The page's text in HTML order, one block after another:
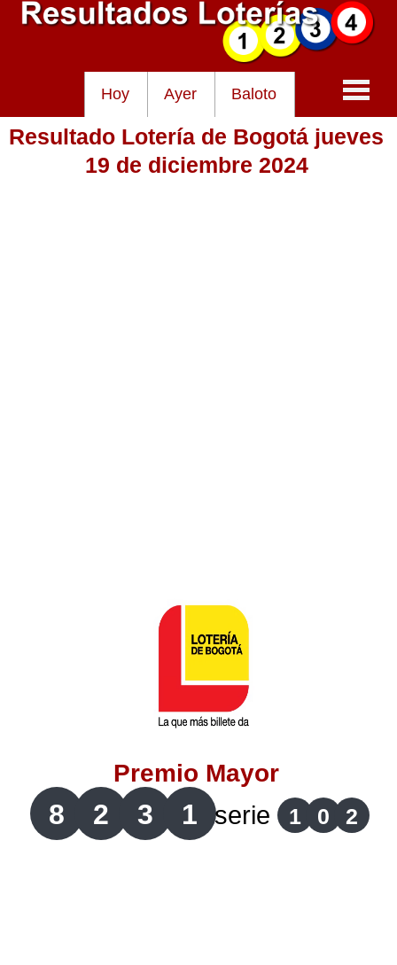
Hoy Ayer Baloto
Baloto
Lotería de Bogotá
Lotería de Risaralda
Lotería de Medellín
Lotería de Santander
Lotería del Cauca
Resultado Lotería de Bogotá jueves
19 de diciembre 2024
Premio Mayor
8 2 3 1 serie 1 0 2